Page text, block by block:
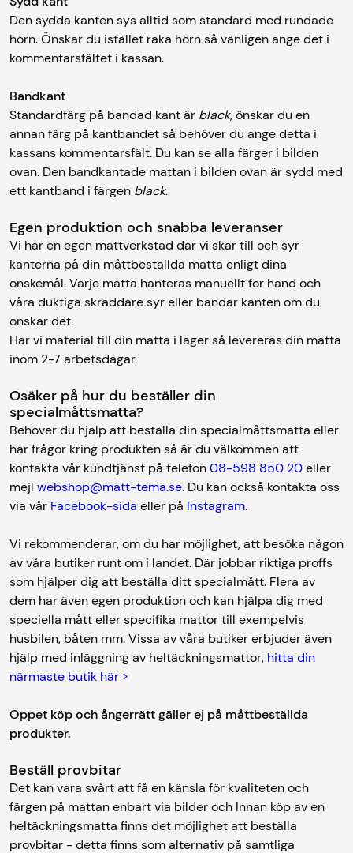
Den sydda kanten sys alltid som standard med rundade
hörn. Önskar du istället raka hörn så vänligen ange det i
kommentarsfältet i kassan.
Bandkant
Standardfärg på bandad kant är black, önskar du en
annan färg på kantbandet så behöver du ange detta i
kassans kommentarsfält. Du kan se alla färger i bilden
ovan. Den bandkantade mattan i bilden ovan är sydd med
ett kantband i färgen black.
Egen produktion och snabba leveranser
Vi har en egen mattverkstad där vi skär till och syr
kanterna på din måttbeställda matta enligt dina
önskemål. Varje matta hanteras manuellt för hand och
våra duktiga skräddare syr eller bandar kanten om du
önskar det.
Har vi material till din matta i lager så levereras din matta
inom 2-7 arbetsdagar.
Osäker på hur du beställer din
specialmåttsmatta?
Behöver du hjälp att beställa din specialmåttsmatta eller
har frågor kring produkten så är du välkommen att
kontakta vår kundtjänst på telefon08-598 850 20eller
mejl webshop@matt-tema.se. Du kan också kontakta oss
via vår Facebook-sida eller på Instagram.
Vi rekommenderar, om du har möjlighet, att besöka någon
av våra butiker runt om i landet. Där jobbar riktiga proffs
som hjälper dig att beställa ditt specialmått. Flera av
dem har även egen produktion och kan hjälpa dig med
speciella mått eller specifika mattor till exempelvis
husbilen, båten mm. Vissa av våra butiker erbjuder även
hjälp med inläggning av heltäckningsmattor, hitta din
närmaste butik här >
Öppet köp och ångerrätt gäller ej på måttbeställda
produkter.
Beställ provbitar
Det kan vara svårt att få en känsla för kvaliteten och
färgen på mattan enbart via bilder och Innan köp av en
heltäckningsmatta finns det möjlighet att beställa
provbitar - detta finns som alternativ på samtliga